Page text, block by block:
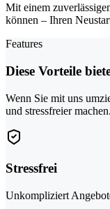
Mit einem
können – Ihren
Features
Diese Vorteile
Wenn Sie mit uns
und stressfreier machen.
Stressfrei
Unkompliziert